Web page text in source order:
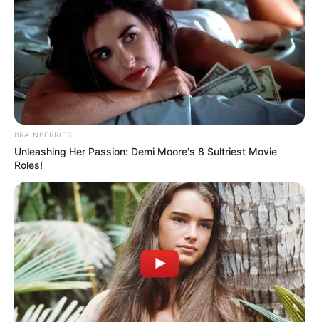
BRAINBERRIES
Unleashing Her Passion: Demi Moore's 8 Sultriest Movie
Roles!